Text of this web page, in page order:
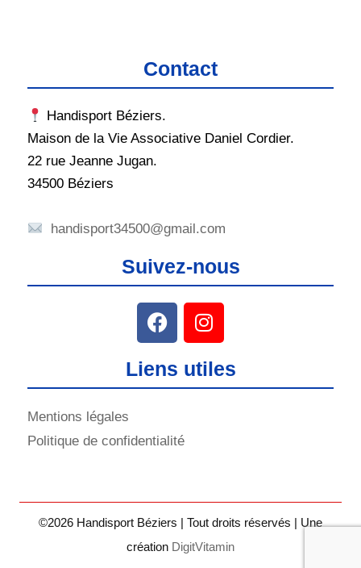
Contact
Handisport Béziers.
Maison de la Vie Associative Daniel Cordier.
22 rue Jeanne Jugan.
34500 Béziers
handisport34500@gmail.com
Suivez-nous
Liens utiles
Mentions légales
Politique de confidentialité
©2026 Handisport Béziers | Tout droits réservés | Une
création DigitVitamin